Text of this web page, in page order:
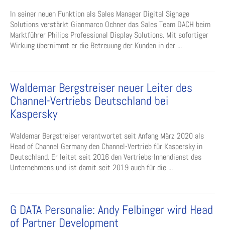
In seiner neuen Funktion als Sales Manager Digital Signage
Solutions verstärkt Gianmarco Ochner das Sales Team DACH beim
Marktführer Philips Professional Display Solutions. Mit sofortiger
Wirkung übernimmt er die Betreuung der Kunden in der ...
Waldemar Bergstreiser neuer Leiter des
Channel-Vertriebs Deutschland bei
Kaspersky
Waldemar Bergstreiser verantwortet seit Anfang März 2020 als
Head of Channel Germany den Channel-Vertrieb für Kaspersky in
Deutschland. Er leitet seit 2016 den Vertriebs-Innendienst des
Unternehmens und ist damit seit 2019 auch für die ...
G DATA Personalie: Andy Felbinger wird Head
of Partner Development